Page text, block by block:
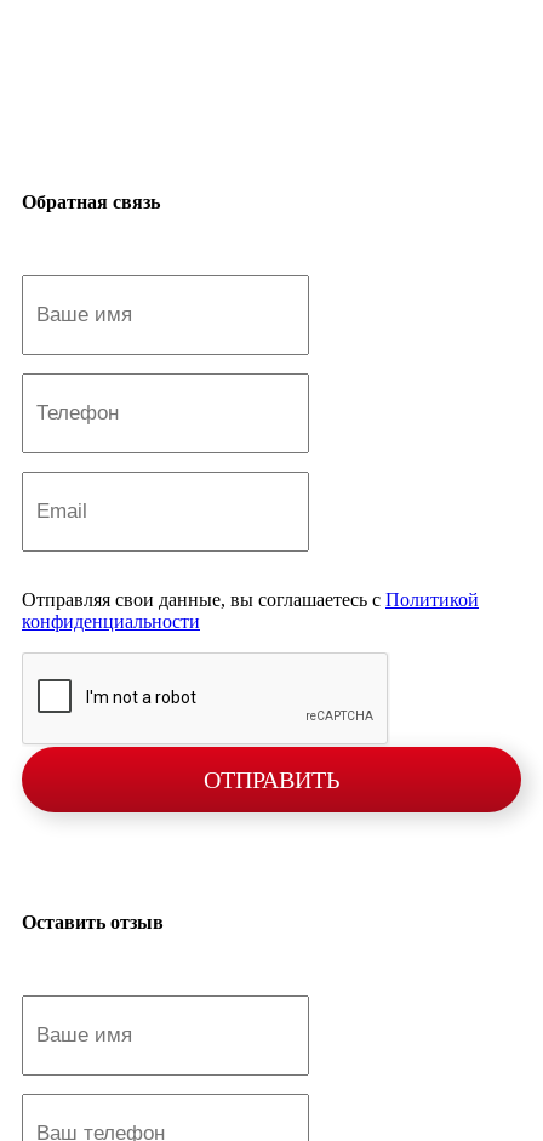
Обратная связь
Отправляя свои данные, вы соглашаетесь с Политикой
конфиденциальности
ОТПРАВИТЬ
Оставить отзыв